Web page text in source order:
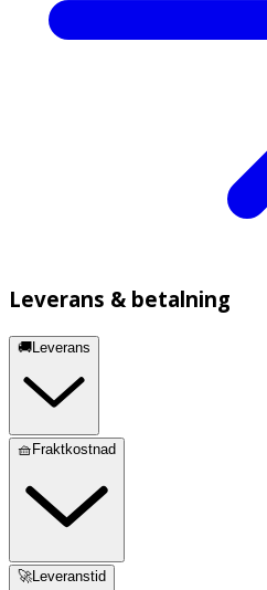
Leverans & betalning
🚚Leverans
🧺Fraktkostnad
🚀Leveranstid